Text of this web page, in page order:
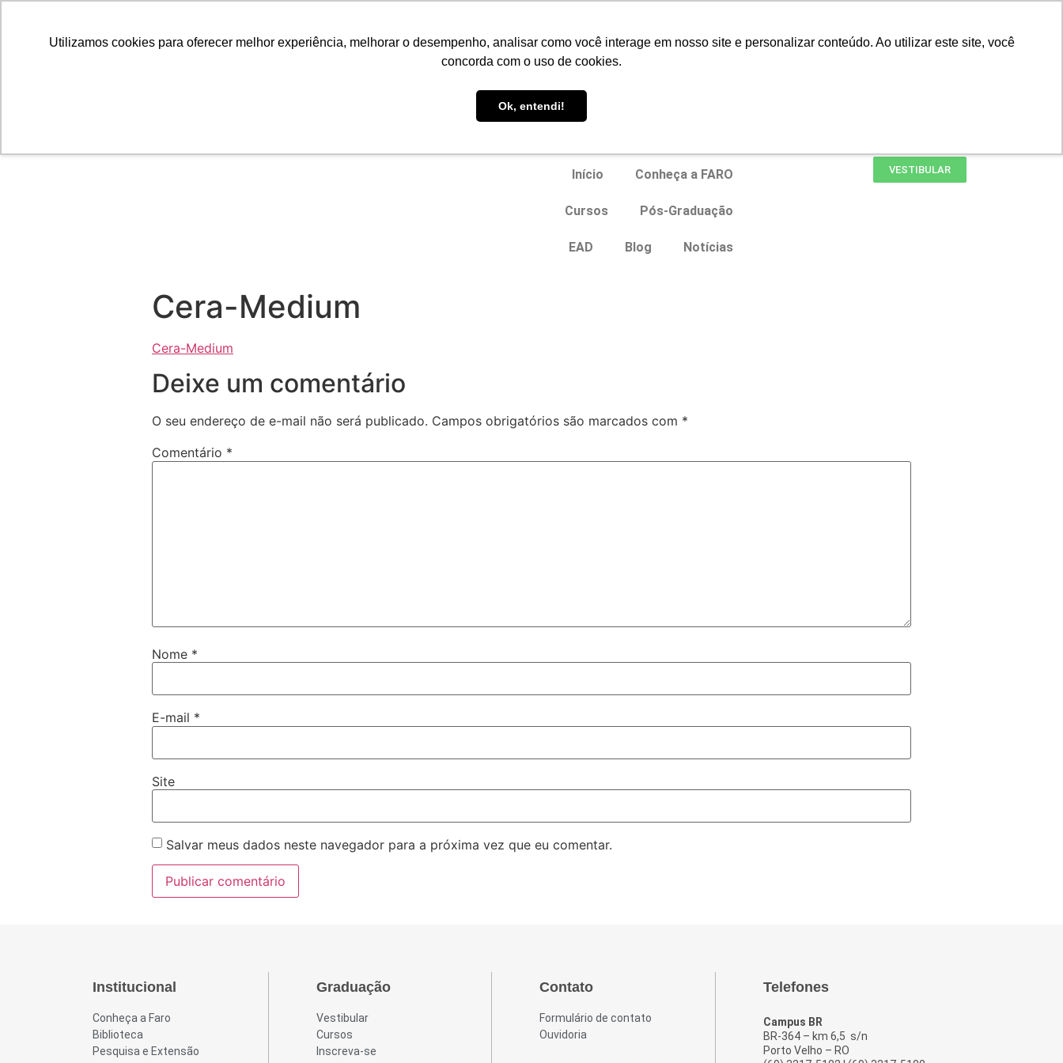
Utilizamos cookies para oferecer melhor experiência, melhorar o desempenho, analisar como você interage em nosso site e personalizar conteúdo. Ao utilizar este site, você
concorda com o uso de cookies.
Ok, entendi!
Início Conheça a FARO
Cursos Pós-Graduação
EAD Blog Notícias
VESTIBULAR
Cera-Medium
Cera-Medium
Deixe um comentário
O seu endereço de e-mail não será publicado. Campos obrigatórios são marcados com *
Comentário *
Nome *
E-mail *
Site
Salvar meus dados neste navegador para a próxima vez que eu comentar.
Institucional
Conheça a Faro
Biblioteca
Pesquisa e Extensão
Graduação
Vestibular
Cursos
Inscreva-se
Contato
Formulário de contato
Ouvidoria
Telefones
Campus BR
BR-364 – km 6,5 s/n
Porto Velho – RO